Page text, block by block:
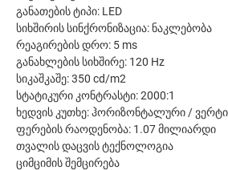
განათების ტიპი: LED
სიხშირის სინქრონიზაცია: ნაკლებობა
რეაგირების დრო: 5 ms
განახლების სიხშირე: 120 Hz
სიკაშკაშე: 350 cd/m2
სტატიკური კონტრასტი: 2000:1
ხედვის კუთხე: ჰორიზონტალური /
ფერების რაოდენობა: 1.07 მილიარდი
თვალის დაცვის ტექნოლოგია
ციმციმის შემცირება